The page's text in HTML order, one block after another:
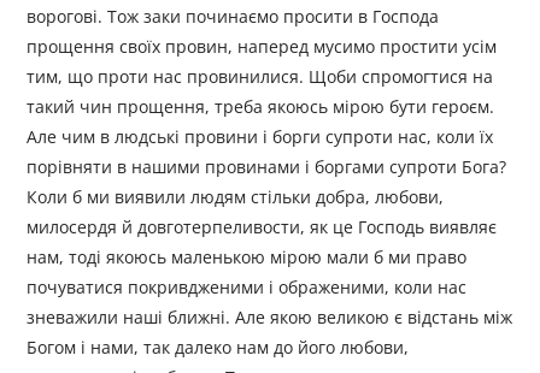
ворогові. Тож заки починаємо просити в Господа
прощення своїх провин, наперед мусимо простити усім
тим, що проти нас провинилися. Щоби спромогтися на
такий чин прощення, треба якоюсь мірою бути героєм.
Але чим в людські провини і борги супроти нас, коли їх
порівняти в нашими провинами і боргами супроти Бога?
Коли б ми виявили людям стільки добра, любови,
милосердя й довготерпеливости, як це Господь виявляє
нам, тоді якоюсь маленькою мірою мали б ми право
почуватися покривдженими і ображеними, коли нас
зневажили наші ближні. Але якою великою є відстань між
Богом і нами, так далеко нам до його любови,